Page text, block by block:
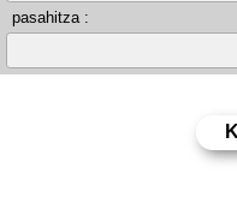
pasahitza :